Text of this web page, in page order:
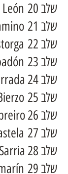
שלב 20 Mansilla de las Mulas - León
שלב 21 León - San Martín del Camino
שלב 22 San Martín del Camino - Astorga
שלב 23 Astorga - Foncebadón
שלב 24 Foncebadón - Ponferrada
שלב 25 Ponferrada - Villafranca del Bierzo
שלב 26 Villafranca del Bierzo - O Cebreiro
שלב 27 O Cebreiro - Triacastela
שלב 28 Triacastela - Sarria
שלב 29 Sarria - Portomarín